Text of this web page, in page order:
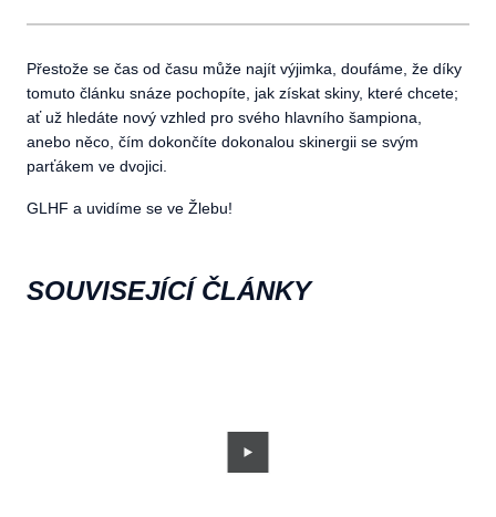
Přestože se čas od času může najít výjimka, doufáme, že díky
tomuto článku snáze pochopíte, jak získat skiny, které chcete;
ať už hledáte nový vzhled pro svého hlavního šampiona,
anebo něco, čím dokončíte dokonalou skinergii se svým
parťákem ve dvojici.
GLHF a uvidíme se ve Žlebu!
SOUVISEJÍCÍ ČLÁNKY